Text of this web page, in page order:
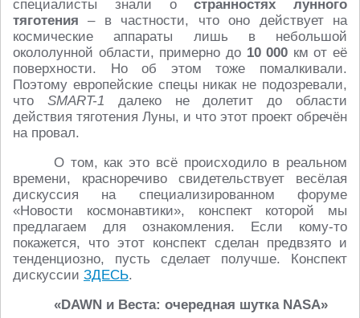
специалисты знали остранностях лунного
тяготения – в частности, что оно действует на
космические аппараты лишь в небольшой
окололунной области, примерно до 10 000 км от её
поверхности. Но об этом тоже помалкивали.
Поэтому европейские спецы никак не подозревали,
что SMART-1 далеко не долетит до области
действия тяготения Луны, и что этот проект обречён
на провал.
О том, как это всё происходило в реальном
времени, красноречиво свидетельствует весёлая
дискуссия на специализированном форуме
«Новости космонавтики», конспект которой мы
предлагаем для ознакомления. Если кому-то
покажется, что этот конспект сделан предвзято и
тенденциозно, пусть сделает получше. Конспект
дискуссии ЗДЕСЬ.
«DAWN и Веста: очередная шутка NASA»